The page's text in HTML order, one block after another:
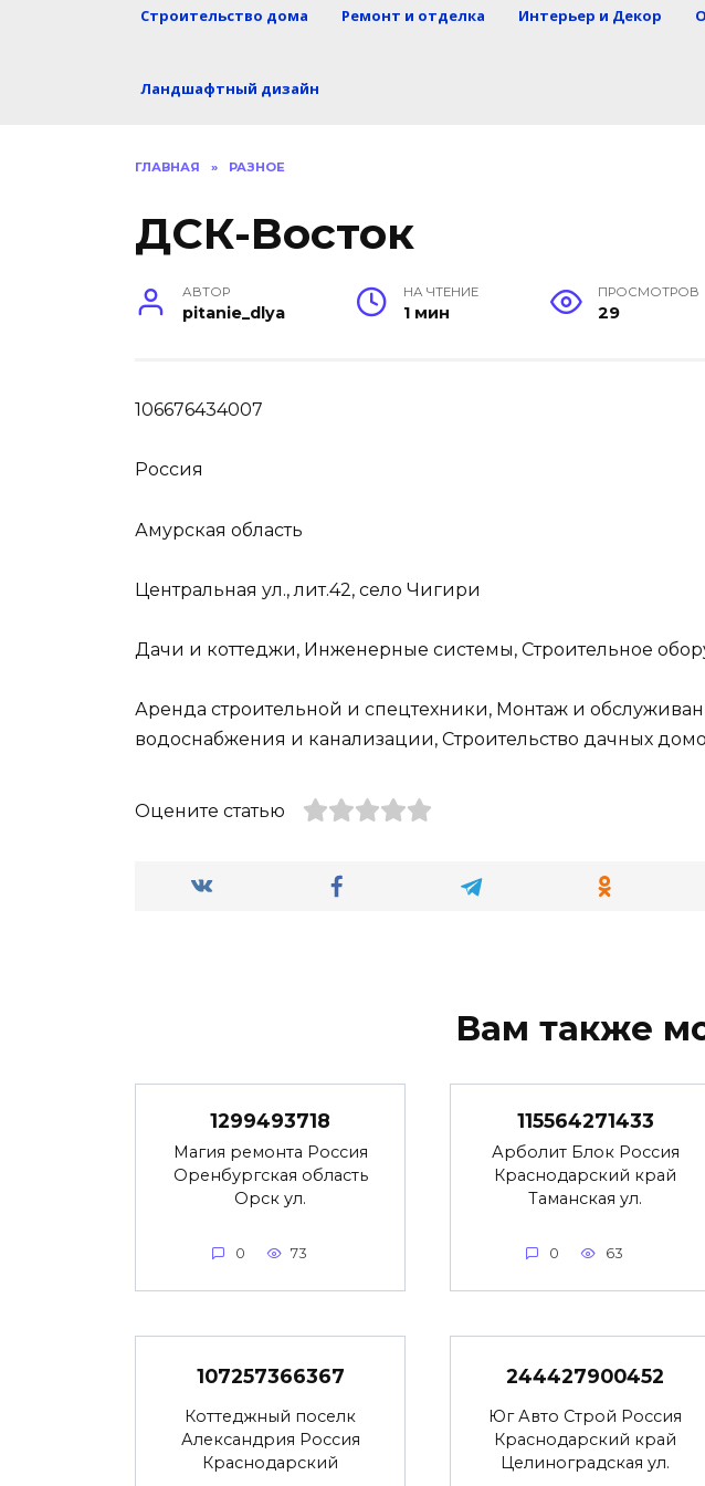
Строительство дома Ремонт и отделка Интерьер и Декор
Ландшафтный дизайн
ГЛАВНАЯ » РАЗНОЕ
ДСК-Восток
АВТОР
pitanie_dlya
НА ЧТЕНИЕ
1 мин
ПРОСМОТРОВ
29
106676434007
Россия
Амурская область
Центральная ул., лит.42, село Чигири
Дачи и коттеджи, Инженерные системы, Строительное
Аренда строительной и спецтехники, Монтаж и
водоснабжения и канализации, Строительство дачных
Оцените статью
Вам также
1299493718
Магия ремонта Россия
Оренбургская область
Орск ул.
0 73
115564271433
Арболит Блок Россия
Краснодарский край
Таманская ул.
0 63
107257366367
Коттеджный поселк
Александрия Россия
Краснодарский
244427900452
Юг Авто Строй Россия
Краснодарский край
Целиноградская ул.